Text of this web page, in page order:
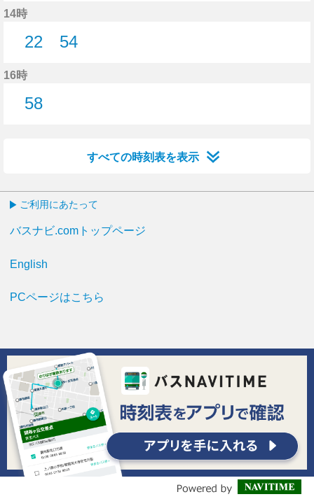
14時
22
54
16時
58
すべての時刻表を表示
ご利用にあたって
バスナビ.comトップページ
English
PCページはこちら